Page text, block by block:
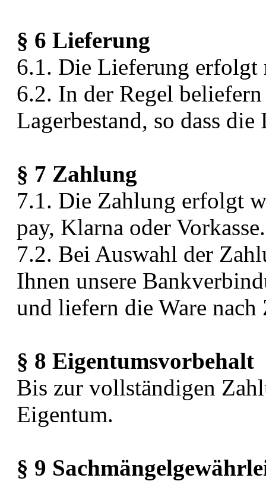
§ 6 Lieferung
6.1. Die Lieferung
6.2. In der Regel
Lagerbestand, so dass
§ 7 Zahlung
7.1. Die Zahlung erfolgt
pay, Klarna oder Vorkasse.
7.2. Bei Auswahl der
Ihnen unsere
und liefern die Ware nach
§ 8 Eigentumsvorbehalt
Bis zur vollständigen
Eigentum.
§ 9